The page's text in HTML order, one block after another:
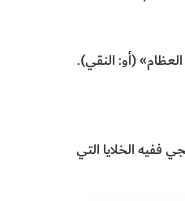
(أو: النقي).
ففيه الخلايا التي